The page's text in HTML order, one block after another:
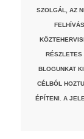
SZOLGÁL, AZ
BLOGUNKAT
CÉLBÓL
ÉPÍTENI. A